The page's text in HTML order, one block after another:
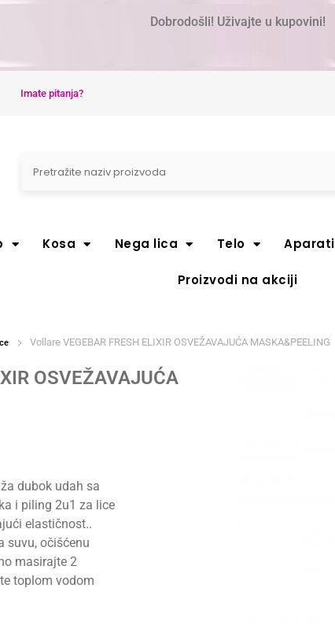
Dobrodošli! Uživajte u kupovini!
Imate pitanja?
Kosa Nega lica Telo Aparati
Proizvodi na akciji
Vollare VEGEBAR FRESH ELIXIR OSVEŽAVAJUĆA MASKA&PEELING
OSVEŽAVAJUĆA
dubok udah sa
i piling 2u1 za lice
elastičnost..
suvu, očišćenu
masirajte 2
toplom vodom